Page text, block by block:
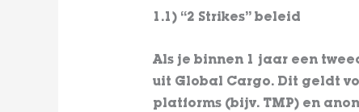
1.1) “2 Strikes” beleid
Als je binnen 1 jaar een
uit Global Cargo. Dit geldt
platforms (bijv. TMP) en